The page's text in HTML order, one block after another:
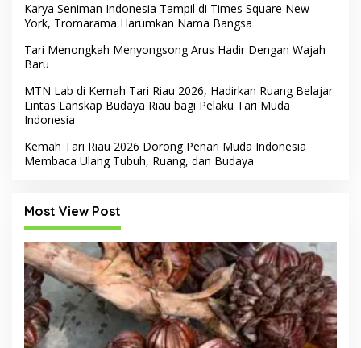
Karya Seniman Indonesia Tampil di Times Square New
York, Tromarama Harumkan Nama Bangsa
Tari Menongkah Menyongsong Arus Hadir Dengan Wajah
Baru
MTN Lab di Kemah Tari Riau 2026, Hadirkan Ruang Belajar
Lintas Lanskap Budaya Riau bagi Pelaku Tari Muda
Indonesia
Kemah Tari Riau 2026 Dorong Penari Muda Indonesia
Membaca Ulang Tubuh, Ruang, dan Budaya
Most View Post